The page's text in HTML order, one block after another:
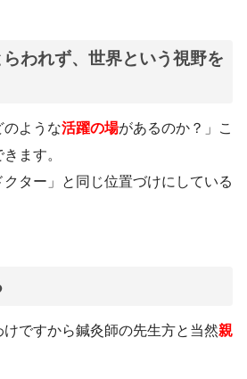
われず、世界という視野を
のような活躍の場があるのか？」こ
ます。
ター」と同じ位置づけにしている
ですから鍼灸師の先生方と当然親